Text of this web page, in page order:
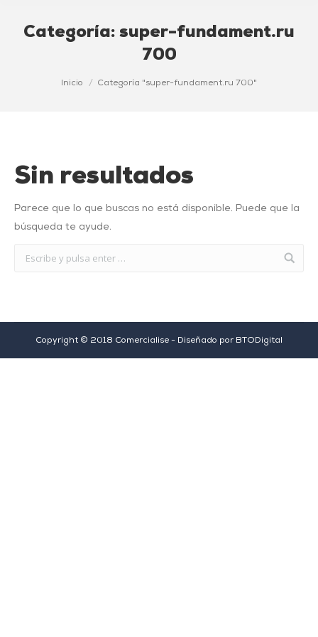
Categoría: super-fundament.ru
700
Estás aquí:Inicio Categoría "super-fundament.ru 700"
Sin resultados
Parece que lo que buscas no está disponible. Puede que la
búsqueda te ayude.
Copyright © 2018 Comercialise - Diseñado por BTODigital